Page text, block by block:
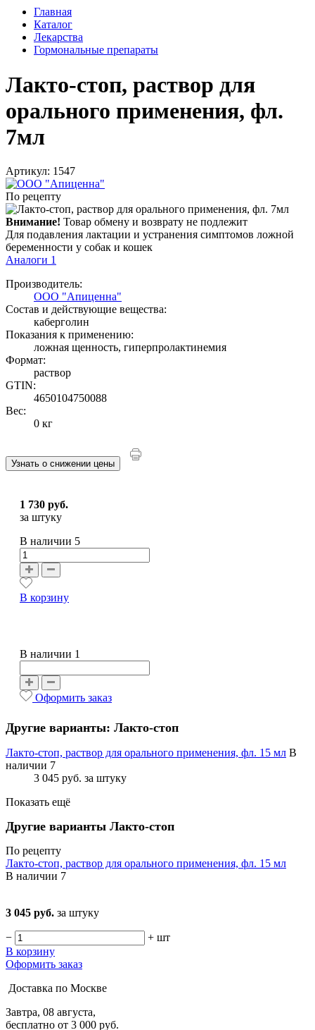
Главная
Каталог
Лекарства
Гормональные препараты
Лакто-стоп, раствор для
орального применения, фл.
7мл
Артикул: 1547
По рецепту
Внимание! Товар обмену и возврату не подлежит
Для подавления лактации и устранения симптомов ложной
беременности у собак и кошек
Аналоги 1
Производитель:
ООО "Апиценна"
Состав и действующие вещества:
каберголин
Показания к применению:
ложная щенность, гиперпролактинемия
Формат:
раствор
GTIN:
4650104750088
Вес:
0 кг
Узнать о снижении цены
1 730 руб.
за штуку
В наличии 5
В корзину
В наличии 1
Оформить заказ
Другие варианты: Лакто-стоп
Лакто-стоп, раствор для орального применения, фл. 15 мл В
наличии 7
3 045 руб. за штуку
Показать ещё
Другие варианты Лакто-стоп
По рецепту
Лакто-стоп, раствор для орального применения, фл. 15 мл
В наличии 7
3 045 руб. за штуку
− + шт
В корзину
Оформить заказ
Доставка по Москве
Завтра, 08 августа,
бесплатно от 3 000 руб.